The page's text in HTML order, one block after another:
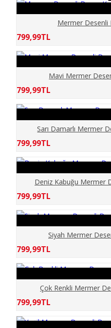
ÇİÇEKLER
DENİZ OKYANUS
DERİNLİK
DİNİ
DOĞA
ELİT MODERN 5D
ERKEK BERBER
GÖKYÜZÜ
GÜN BATIMI
Mermer Desenli
799,99TL
Mavi Mermer
799,99TL
Sarı Damarlı Mermer
799,99TL
Deniz Kabuğu Mermer
799,99TL
Siyah Mermer
799,99TL
Çok Renkli Mermer
799,99TL